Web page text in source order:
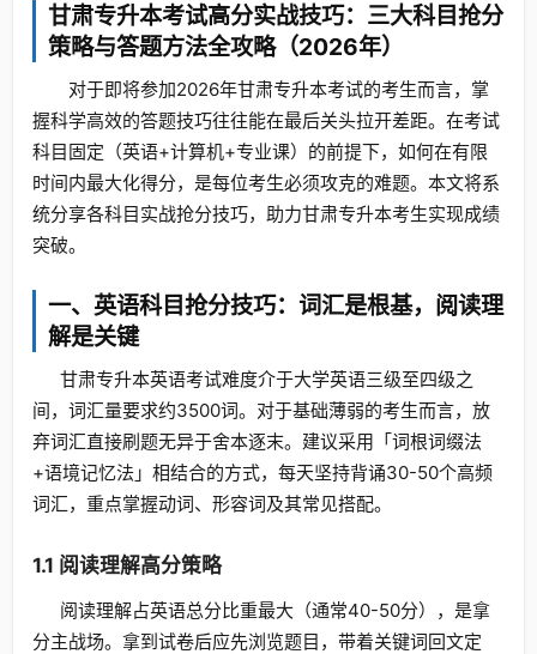
甘肃专升本考试高分实战技巧：三大科目抢分
策略与答题方法全攻略（2026年）
对于即将参加2026年甘肃专升本考试的考生而言，掌
握科学高效的答题技巧往往能在最后关头拉开差距。在考试
科目固定（英语+计算机+专业课）的前提下，如何在有限
时间内最大化得分，是每位考生必须攻克的难题。本文将系
统分享各科目实战抢分技巧，助力甘肃专升本考生实现成绩
突破。
一、英语科目抢分技巧：词汇是根基，阅读理
解是关键
甘肃专升本英语考试难度介于大学英语三级至四级之
间，词汇量要求约3500词。对于基础薄弱的考生而言，放
弃词汇直接刷题无异于舍本逐末。建议采用「词根词缀法
+语境记忆法」相结合的方式，每天坚持背诵30-50个高频
词汇，重点掌握动词、形容词及其常见搭配。
1.1 阅读理解高分策略
阅读理解占英语总分比重最大（通常40-50分），是拿
分主战场。拿到试卷后应先浏览题目，带着关键词回文定